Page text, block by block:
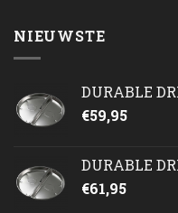
NIEUWSTE
DURABLE
€59,95
DURABLE
€61,95